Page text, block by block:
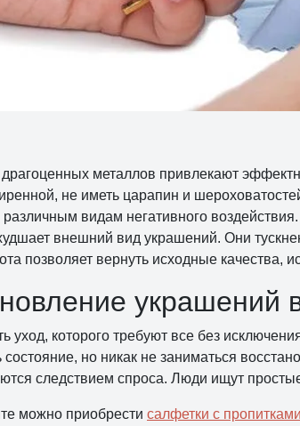
металлов привлекают
не иметь царапин и
различным видам негативного
внешний вид украшений. Они
позволяет вернуть исходные качества,
украшений
уход, которого требуют все без
но никак не заниматься
следствием спроса. Люди ищут
можно приобрести салфетки с